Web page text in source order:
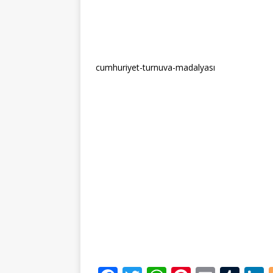
cumhuriyet-turnuva-madalyası